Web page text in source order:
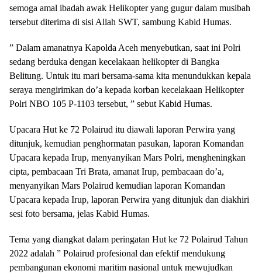
semoga amal ibadah awak Helikopter yang gugur dalam musibah
tersebut diterima di sisi Allah SWT, sambung Kabid Humas.
” Dalam amanatnya Kapolda Aceh menyebutkan, saat ini Polri
sedang berduka dengan kecelakaan helikopter di Bangka
Belitung. Untuk itu mari bersama-sama kita menundukkan kepala
seraya mengirimkan do’a kepada korban kecelakaan Helikopter
Polri NBO 105 P-1103 tersebut, ” sebut Kabid Humas.
Upacara Hut ke 72 Polairud itu diawali laporan Perwira yang
ditunjuk, kemudian penghormatan pasukan, laporan Komandan
Upacara kepada Irup, menyanyikan Mars Polri, mengheningkan
cipta, pembacaan Tri Brata, amanat Irup, pembacaan do’a,
menyanyikan Mars Polairud kemudian laporan Komandan
Upacara kepada Irup, laporan Perwira yang ditunjuk dan diakhiri
sesi foto bersama, jelas Kabid Humas.
Tema yang diangkat dalam peringatan Hut ke 72 Polairud Tahun
2022 adalah ” Polairud profesional dan efektif mendukung
pembangunan ekonomi maritim nasional untuk mewujudkan